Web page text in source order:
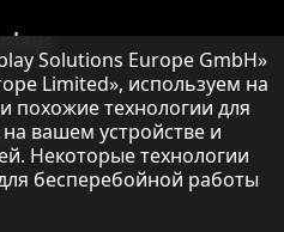
данных
Solutions Europe GmbH»
Limited», используем на
похожие технологии для
вашем устройстве и
Некоторые технологии
бесперебойной работы